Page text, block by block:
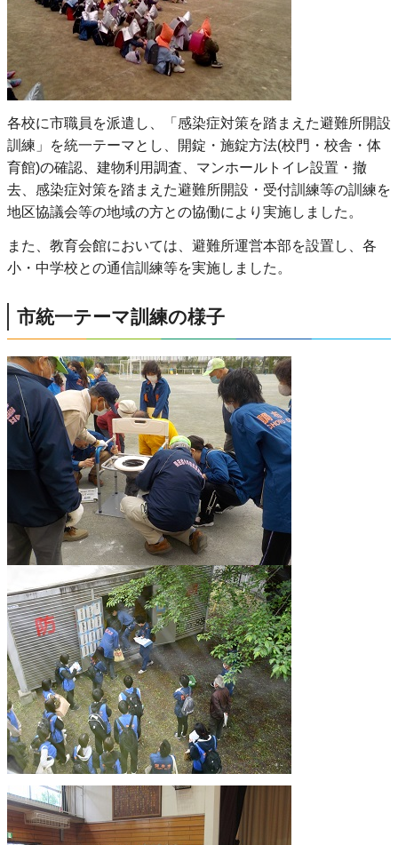
各校に市職員を派遣し、「感染症対策を踏まえた避難所開設
訓練」を統一テーマとし、開錠・施錠方法(校門・校舎・体
育館)の確認、建物利用調査、マンホールトイレ設置・撤
去、感染症対策を踏まえた避難所開設・受付訓練等の訓練を
地区協議会等の地域の方との協働により実施しました。
また、教育会館においては、避難所運営本部を設置し、各
小・中学校との通信訓練等を実施しました。
市統一テーマ訓練の様子